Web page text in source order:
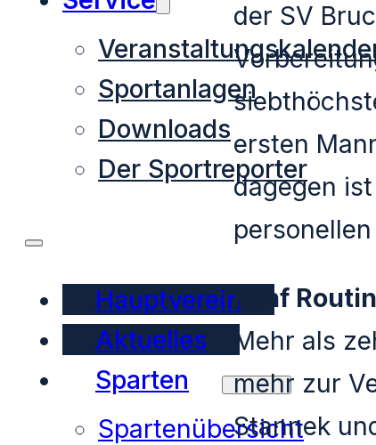
Sportanlagen
Downloads
Der Sportreporter
Hauptverein
Aktuelles
Sparten
Spartenübersicht
der SV
ersten
dagegen
Fünf
Mehr als
mehr zur
Stannek